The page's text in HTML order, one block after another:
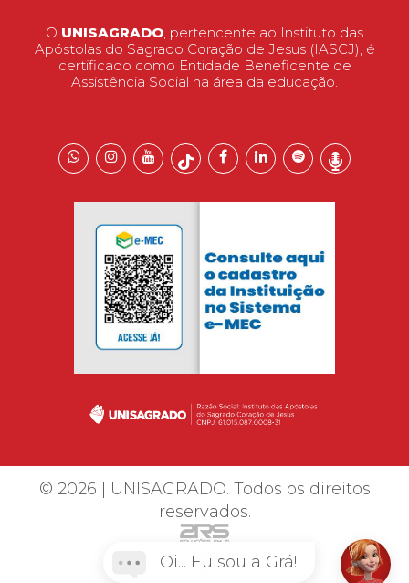
O UNISAGRADO , pertencente ao Instituto das
Apóstolas do Sagrado Coração de Jesus (IASCJ), é
certificado como Entidade Beneficente de
Assistência Social na área da educação.
© 2026 | UNISAGRADO. Todos os direitos
reservados.
Oi... Eu sou a Grá!